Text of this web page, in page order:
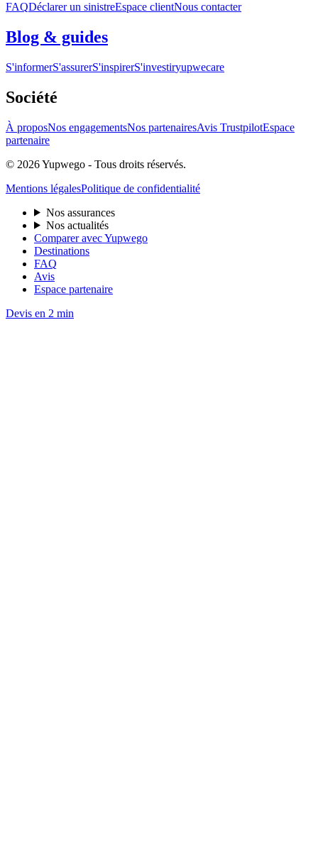
FAQDéclarer un sinistreEspace clientNous contacter
Blog & guides
S'informerS'assurerS'inspirerS'investiryupwecare
Société
À proposNos engagementsNos partenairesAvis TrustpilotEspace
partenaire
© 2026 Yupwego - Tous droits réservés.
Mentions légalesPolitique de confidentialité
Nos assurances
Nos actualités
Comparer avec Yupwego
Destinations
FAQ
Avis
Espace partenaire
Devis en 2 min